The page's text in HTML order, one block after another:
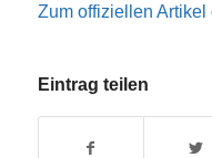
Zum offiziellen Artikel
Eintrag teilen